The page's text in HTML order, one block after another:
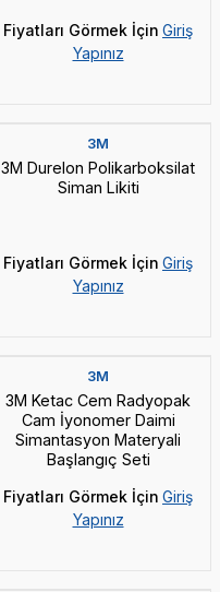
Fiyatları Görmek İçin Giriş
Yapınız
3M
3M Durelon Polikarboksilat
Siman Likiti
Fiyatları Görmek İçin Giriş
Yapınız
3M
3M Ketac Cem Radyopak
Cam İyonomer Daimi
Simantasyon Materyali
Başlangıç Seti
Fiyatları Görmek İçin Giriş
Yapınız